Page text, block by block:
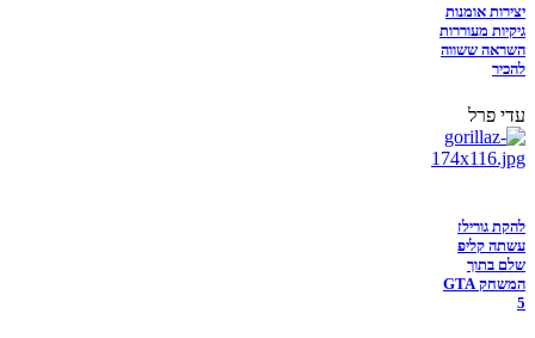
יצירות אומנות
גיקיות מעוררות
השראה ששווה
להכיר
עדי פרל
להקת גורילז
עשתה קליפ
שלם בתוך
המשחק GTA
5